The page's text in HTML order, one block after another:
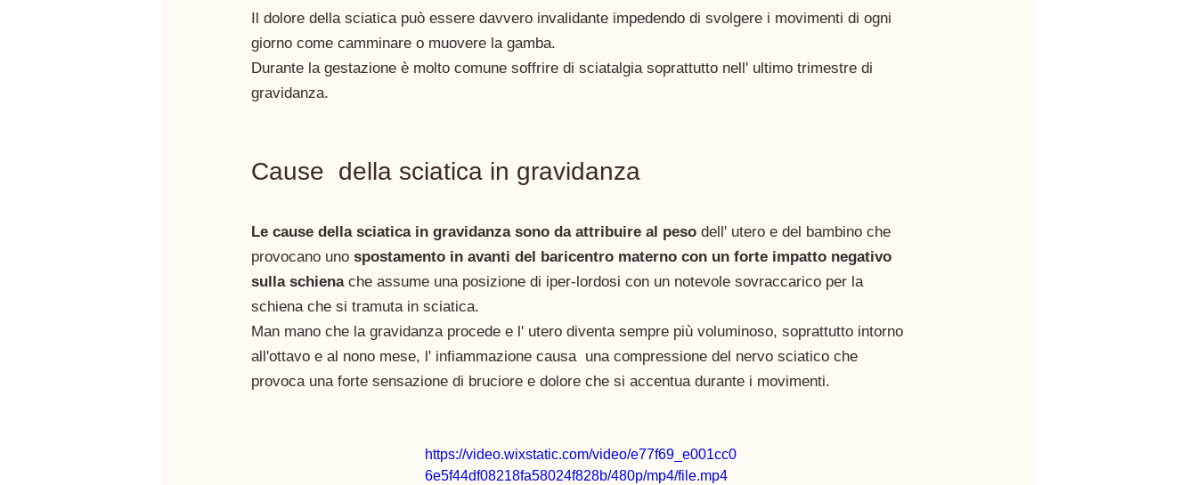
Il dolore della sciatica può essere davvero invalidante impedendo di svolgere i movimenti di ogni
giorno come camminare o muovere la gamba.
Durante la gestazione è molto comune soffrire di sciatalgia soprattutto nell' ultimo trimestre di
gravidanza.
Cause  della sciatica in gravidanza
Le cause della sciatica in gravidanza sono da attribuire al peso dell' utero e del bambino che
provocano uno spostamento in avanti del baricentro materno con un forte impatto negativo
sulla schiena che assume una posizione di iper-lordosi con un notevole sovraccarico per la
schiena che si tramuta in sciatica.
Man mano che la gravidanza procede e l' utero diventa sempre più voluminoso, soprattutto intorno
all'ottavo e al nono mese, l' infiammazione causa  una compressione del nervo sciatico che
provoca una forte sensazione di bruciore e dolore che si accentua durante i movimenti.
https://video.wixstatic.com/video/e77f69_e001cc0
6e5f44df08218fa58024f828b/480p/mp4/file.mp4